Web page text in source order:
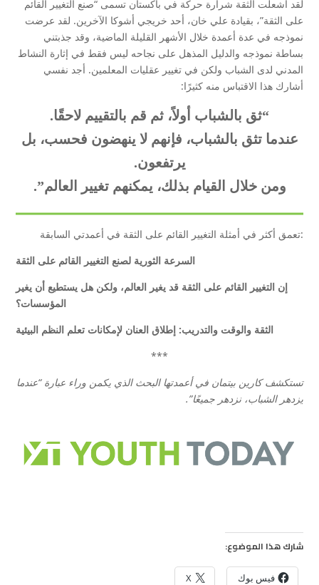
لقد أشعلت الثقة شرارة حركة في باكستان تسمى “صنع التغيير القائم
على الثقة”، بقيادة علي خان، أحد خريجي أشوكا الآخرين. لقد عرضت
نموذجه في عدة أعمدة خلال الأشهر القليلة الماضية، وقد جذبتني
بساطة نموذجه والدليل المذهل على نجاحه ليس فقط في إثارة النشاط
المدني لدى الشباب ولكن في تغيير عقليات المعلمين. أجد نفسي
أشارك هذا الاقتباس منه كثيرًا:
“ثق بالشباب أولاً، ثم قم بالتقييم لاحقًا.
عندما تثق بالشباب، فإنهم لا ينهضون فحسب، بل
يرتفعون.
ومن خلال القيام بذلك، يمكنهم تغيير العالم”.
تعمق أكثر في أمثلة التغيير القائم على الثقة في أعمدتي السابقة:
السرعة الثورية لصنع التغيير القائم على الثقة
إن التغيير القائم على الثقة قد يغير العالم، ولكن هل يستطيع أن يغير
المؤسسات؟
الثقة والوقت والتدريب: إطلاق العنان لإمكانات تعلم النظم البيئية
***
تستكشف كارين بيتمان في أعمدتها البحث الذي يكمن وراء عبارة “عندما
يزدهر الشباب، نزدهر جميعًا”.
شارك هذا الموضوع:
فيس بوك X